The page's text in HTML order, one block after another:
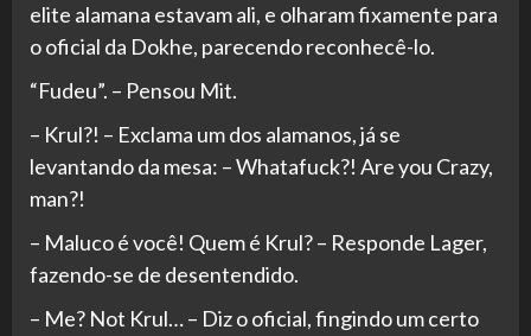
elite alamana estavam ali, e olharam fixamente para
o oficial da Dokhe, parecendo reconhecê-lo.
“Fudeu”. – Pensou Mit.
– Krul?! – Exclama um dos alamanos, já se
levantando da mesa: – Whatafuck?! Are you Crazy,
man?!
– Maluco é você! Quem é Krul? – Responde Lager,
fazendo-se de desentendido.
– Me? Not Krul… – Diz o oficial, fingindo um certo